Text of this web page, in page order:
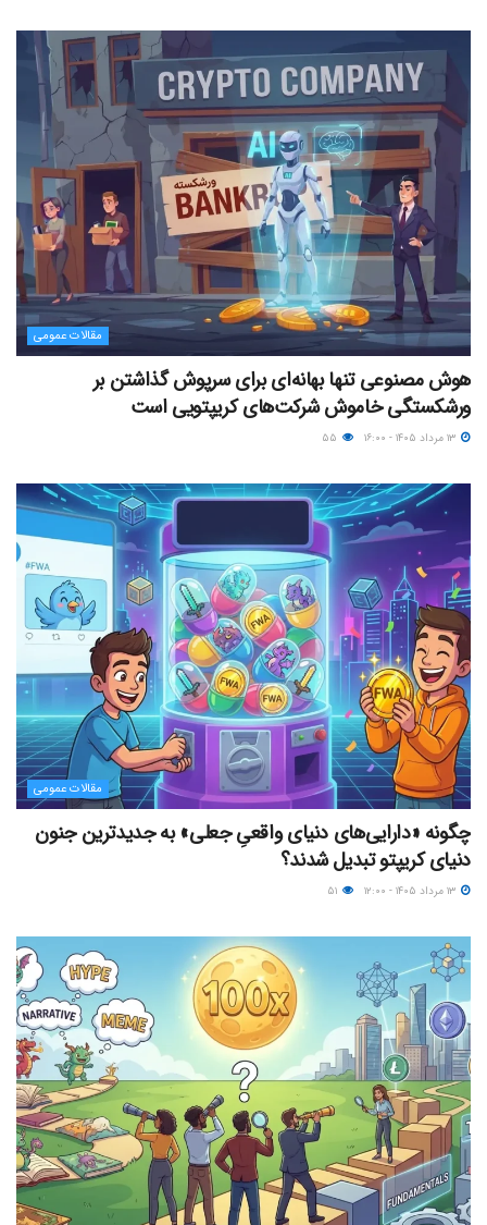
مقالات عمومی
هوش مصنوعی تنها بهانه‌ای برای سرپوش گذاشتن بر
ورشکستگی خاموش شرکت‌های کریپتویی است
مقالات عمومی
چگونه «دارایی‌های دنیای واقعیِ جعلی» به جدیدترین جنون
دنیای کریپتو تبدیل شدند؟